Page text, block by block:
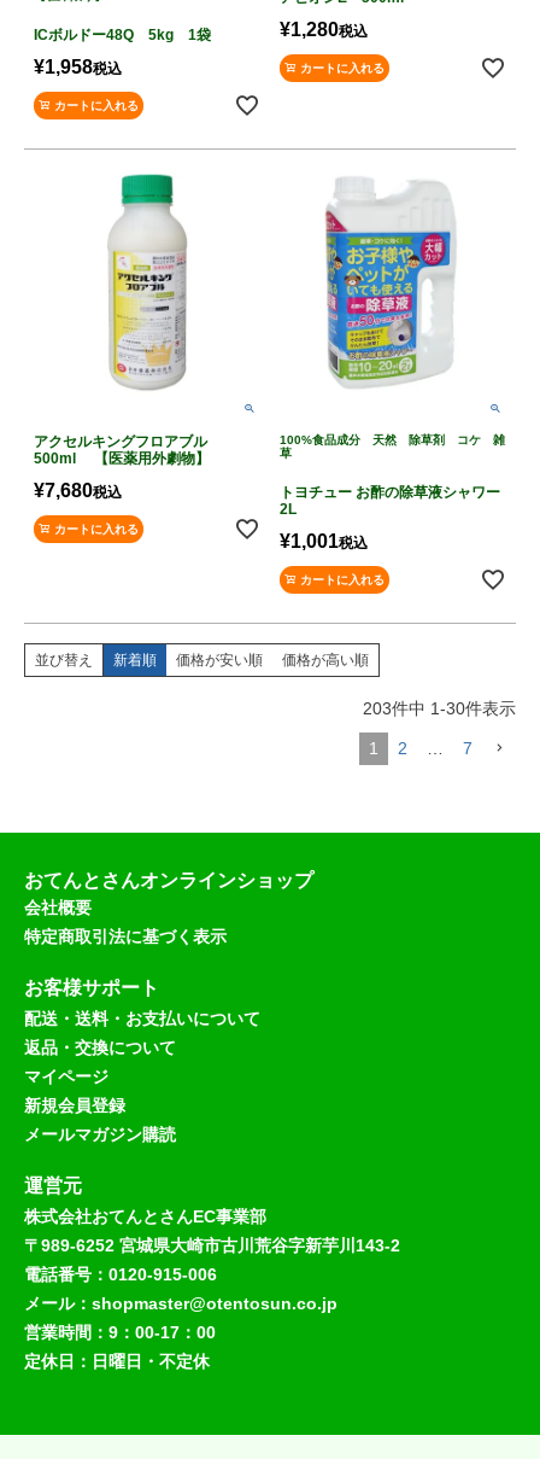
ICボルドー48Q 5kg 1袋
¥1,958税込
カートに入れる
¥1,280税込
カートに入れる
アクセルキングフロアブル
500ml 【医薬用外劇物】
¥7,680税込
カートに入れる
100%食品成分 天然 除草剤 コケ 雑
草
トヨチュー お酢の除草液シャワー
2L
¥1,001税込
カートに入れる
並び替え 新着順 価格が安い順 価格が高い順
203件中 1-30件表示
1 2 7
おてんとさんオンラインショップ
会社概要
特定商取引法に基づく表示
お客様サポート
配送・送料・お支払いについて
返品・交換について
マイページ
新規会員登録
メールマガジン購読
運営元
株式会社おてんとさんEC事業部
〒989-6252 宮城県大崎市古川荒谷字新芋川143-2
電話番号：0120-915-006
メール：shopmaster@otentosun.co.jp
営業時間：9：00-17：00
定休日：日曜日・不定休